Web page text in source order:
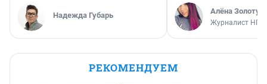
Надежда Губарь Алёна
Журналист НГС
РЕКОМЕНДУЕМ